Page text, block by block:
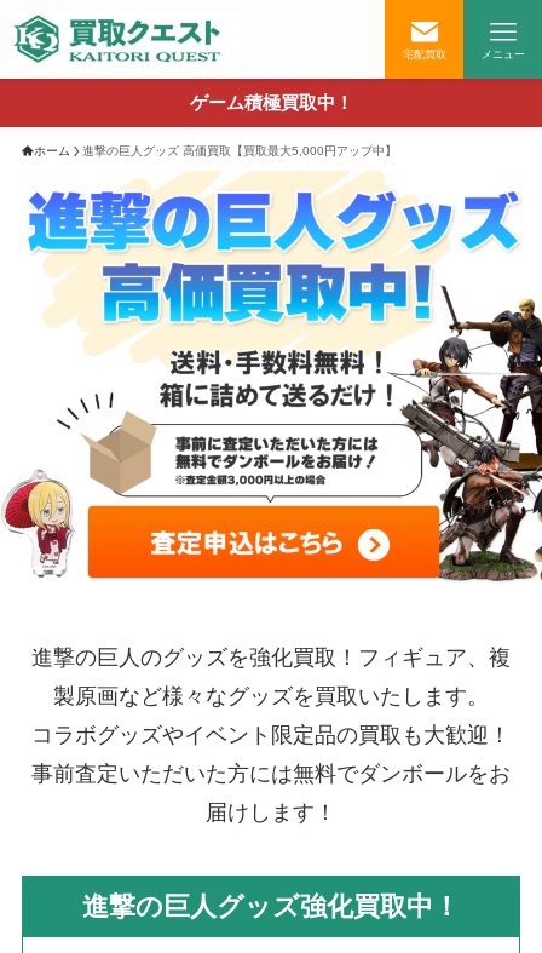
宅配買取 メニュー
ゲーム積極買取中！
ホーム 進撃の巨人グッズ 高価買取【買取最大5,000円アップ中】
進撃の巨人のグッズを強化買取！フィギュア、複
製原画など様々なグッズを買取いたします。
コラボグッズやイベント限定品の買取も大歓迎！
事前査定いただいた方には無料でダンボールをお
届けします！
進撃の巨人グッズ強化買取中！